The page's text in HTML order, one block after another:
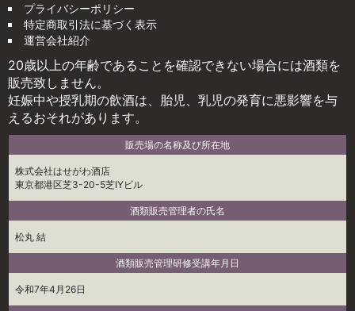
プライバシーポリシー
特定商取引法に基づく表示
運営会社紹介
20歳以上の年齢であることを確認できない場合には酒類を
販売致しません。
妊娠中や授乳期の飲酒は、胎児、乳児の発育に悪影響を与
えるおそれがあります。
販売場の名称及び所在地
株式会社はせがわ酒店
東京都港区芝3-20-5芝IYビル
酒類販売管理者の氏名
松丸 結
酒類販売管理研修受講年月日
令和7年4月26日